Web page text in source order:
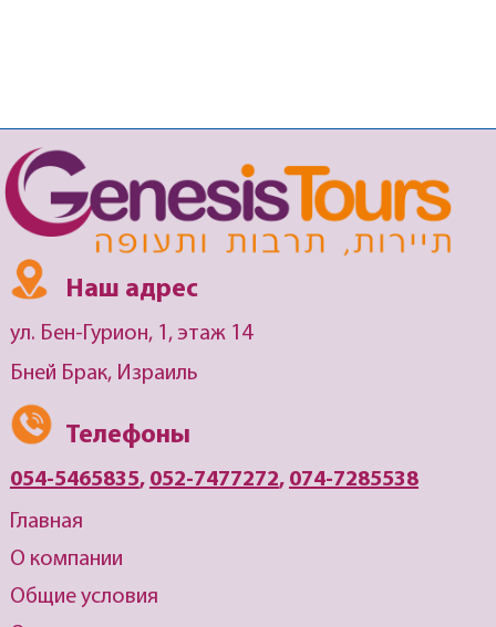
Наш адрес
ул. Бен-Гурион, 1, этаж 14
Бней Брак, Израиль
Телефоны
054-5465835, 052-7477272, 074-7285538
Главная
О компании
Общие условия